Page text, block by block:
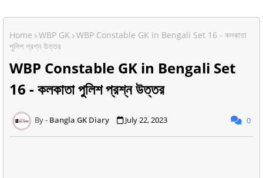
Home WBP GK
WBP Constable GK in Bengali Set 16 - কলকাতা
পুলিশ প্রশ্ন উত্তর
WBP Constable GK in Bengali Set
16 - কলকাতা পুলিশ প্রশ্ন উত্তর
Bangla GK Diary July 22, 2023 0